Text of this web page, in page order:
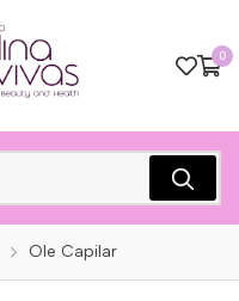
0
Ole Capilar